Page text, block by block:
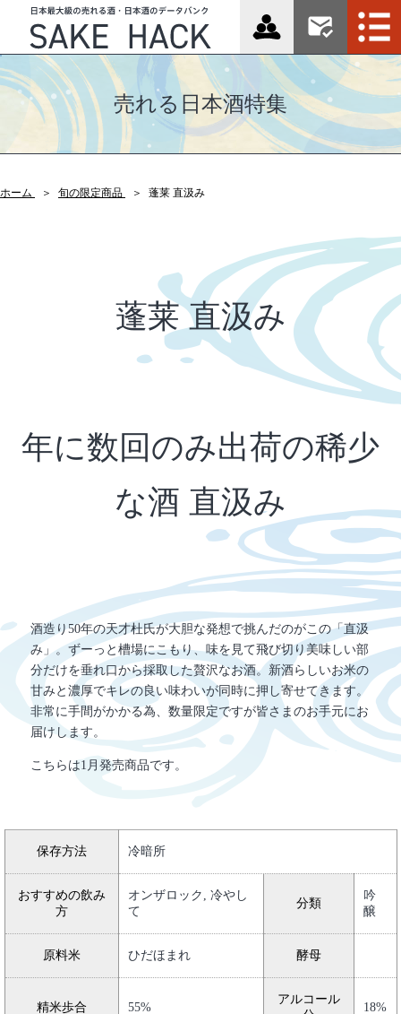
売れる日本酒特集
ホーム 旬の限定商品 蓬莱 直汲み
蓬莱 直汲み
年に数回のみ出荷の稀少
な酒 直汲み
酒造り50年の天才杜氏が大胆な発想で挑んだのがこの「直汲
み」。ずーっと槽場にこもり、味を見て飛び切り美味しい部
分だけを垂れ口から採取した贅沢なお酒。新酒らしいお米の
甘みと濃厚でキレの良い味わいが同時に押し寄せてきます。
非常に手間がかかる為、数量限定ですが皆さまのお手元にお
届けします。
こちらは1月発売商品です。
保存方法 冷暗所
おすすめの飲み
方
オンザロック, 冷やし
て
分類
吟
醸
原料米 ひだほまれ 酵母
精米歩合 55%
アルコール
18%